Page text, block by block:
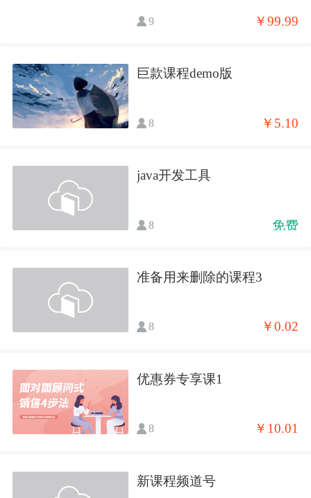
9 ￥99.99
巨款课程demo版
8 ￥5.10
java开发工具
8 免费
准备用来删除的课程3
8 ￥0.02
优惠券专享课1
8 ￥10.01
新课程频道号